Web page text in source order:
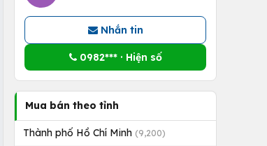
Nhắn tin
0982*** · Hiện số
Mua bán theo tỉnh
Thành phố Hồ Chí Minh (9,200)